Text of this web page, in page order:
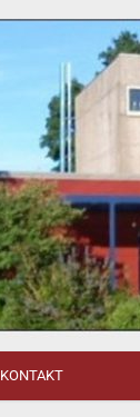
KONTAKT